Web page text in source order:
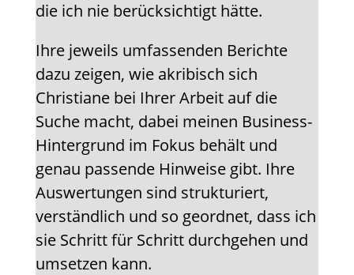
die ich nie berücksichtigt hätte.
Ihre jeweils umfassenden Berichte
dazu zeigen, wie akribisch sich
Christiane bei Ihrer Arbeit auf die
Suche macht, dabei meinen Business-
Hintergrund im Fokus behält und
genau passende Hinweise gibt. Ihre
Auswertungen sind strukturiert,
verständlich und so geordnet, dass ich
sie Schritt für Schritt durchgehen und
umsetzen kann.